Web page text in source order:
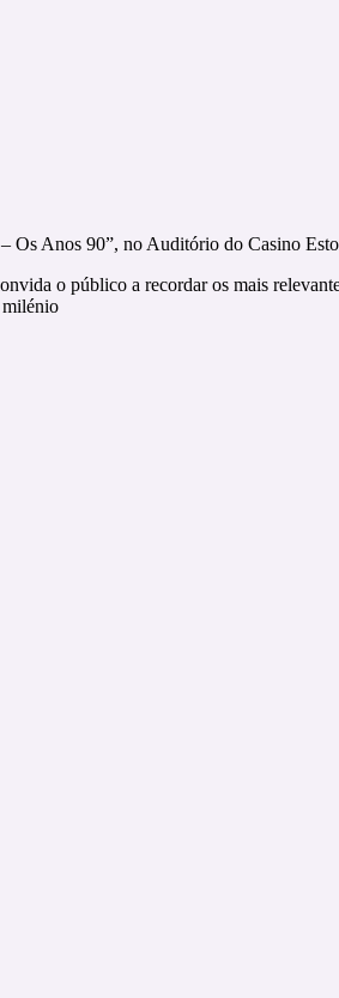
Os Anos 90”, no Auditório do Casino
o público a recordar os mais
milénio